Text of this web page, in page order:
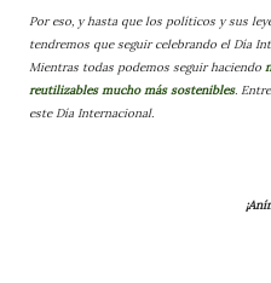
Por eso, y hasta que los políticos y sus
tendremos que seguir celebrando el Día
Mientras todas podemos seguir haciendo
reutilizables mucho más sostenibles.
este Día Internacional.